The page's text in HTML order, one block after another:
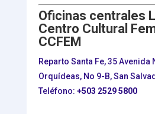
Oficinas centrales
Centro Cultural
CCFEM
Reparto Santa Fe, 35 Avenida
Orquídeas, No 9-B, San
Teléfono: +503 2529 5800